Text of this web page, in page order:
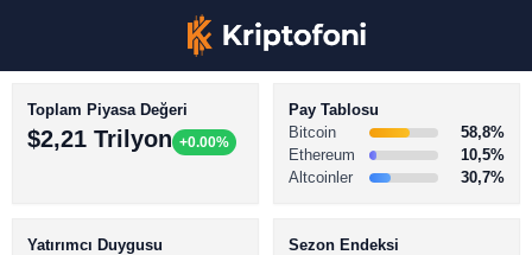
BİTCOİN HABERLERİ
Toplam Piyasa Değeri
$2,21 Trilyon +0.00%
Pay Tablosu
Bitcoin
58,8%
Ethereum
10,5%
Altcoinler
30,7%
Yatırımcı Duygusu
Sezon Endeksi